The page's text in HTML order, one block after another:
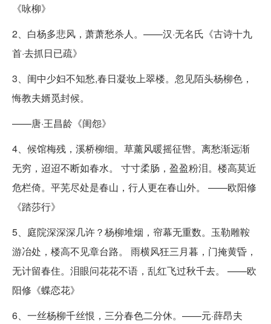
《咏柳》
2、白杨多悲风，萧萧愁杀人。——汉·无名氏《古诗十九
首·去抓日已疏》
3、闺中少妇不知愁,春日凝妆上翠楼。忽见陌头杨柳色，
悔教夫婿觅封候。
——唐·王昌龄《闺怨》
4、候馆梅残，溪桥柳细。草薰风暖摇征辔。离愁渐远渐
无穷，迢迢不断如春水。 寸寸柔肠，盈盈粉泪。楼高莫近
危栏倚。平芜尽处是春山，行人更在春山外。 ——欧阳修
《踏莎行》
5、庭院深深深几许？杨柳堆烟，帘幕无重数。玉勒雕鞍
游冶处，楼高不见章台路。 雨横风狂三月暮，门掩黄昏，
无计留春住。泪眼问花花不语，乱红飞过秋千去。 ——欧
阳修《蝶恋花》
6、一丝杨柳千丝恨，三分春色二分休。——元·薛昂夫